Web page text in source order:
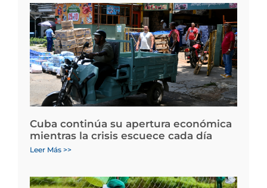
Cuba continúa su apertura económica
mientras la crisis escuece cada día
Leer Más >>